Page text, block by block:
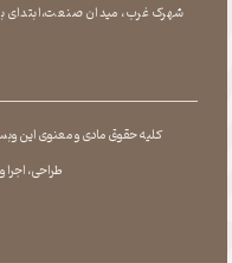
کلیه حقوق مادی و معنوی این
طراحی ،
شهرک غرب، میدان صنعت،ابتدای